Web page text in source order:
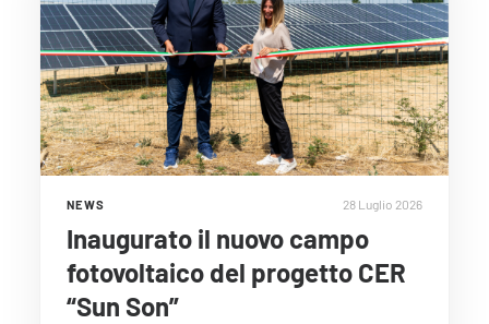
NEWS 28 Luglio 2026
Inaugurato il nuovo campo
fotovoltaico del progetto CER
“Sun Son”